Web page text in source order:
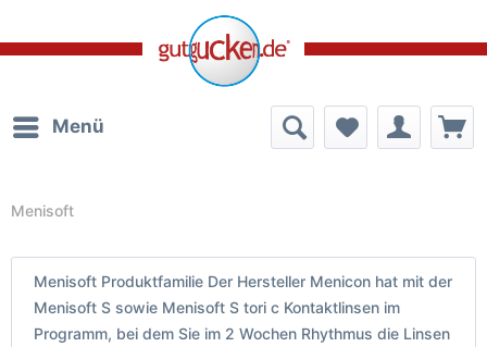
Menü
Menisoft
Menisoft Produktfamilie Der Hersteller Menicon hat mit der
Menisoft S sowie Menisoft S tori c Kontaktlinsen im
Programm, bei dem Sie im 2 Wochen Rhythmus die Linsen